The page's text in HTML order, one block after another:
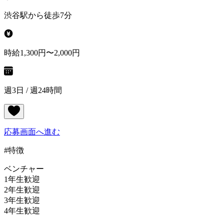
渋谷駅から徒歩7分
時給1,300円〜2,000円
週3日 / 週24時間
応募画面へ進む
#特徴
ベンチャー
1年生歓迎
2年生歓迎
3年生歓迎
4年生歓迎